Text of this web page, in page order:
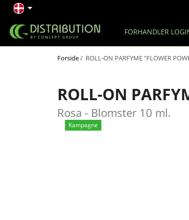
FORHANDLER
Forside/ ROLL-ON PARFYME "FLOWER
ROLL-ON
Rosa - Blomster 10 ml.
Kampagne